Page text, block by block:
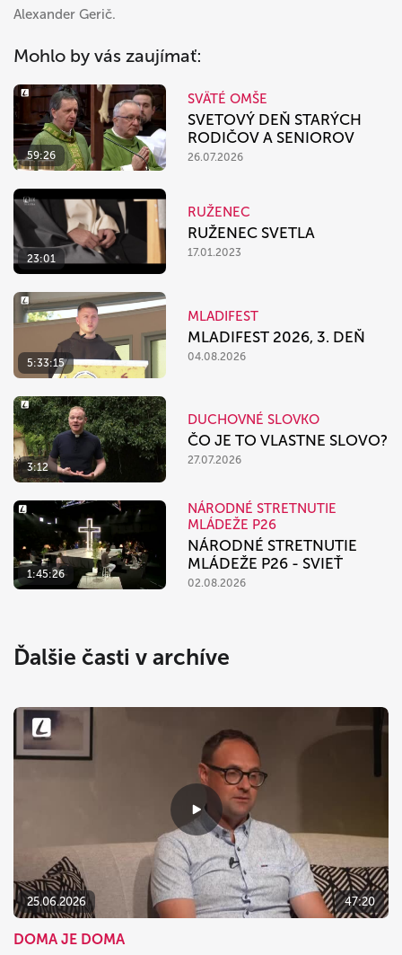
Alexander Gerič.
Mohlo by vás zaujímať:
59:26
SVÄTÉ OMŠE
SVETOVÝ DEŇ STARÝCH
RODIČOV A SENIOROV
26.07.2026
23:01
RUŽENEC
RUŽENEC SVETLA
17.01.2023
5:33:15
MLADIFEST
MLADIFEST 2026, 3. DEŇ
04.08.2026
3:12
DUCHOVNÉ SLOVKO
ČO JE TO VLASTNE SLOVO?
27.07.2026
1:45:26
NÁRODNÉ STRETNUTIE
MLÁDEŽE P26
NÁRODNÉ STRETNUTIE
MLÁDEŽE P26 - SVIEŤ
02.08.2026
Ďalšie časti v archíve
25.06.2026 47:20
DOMA JE DOMA